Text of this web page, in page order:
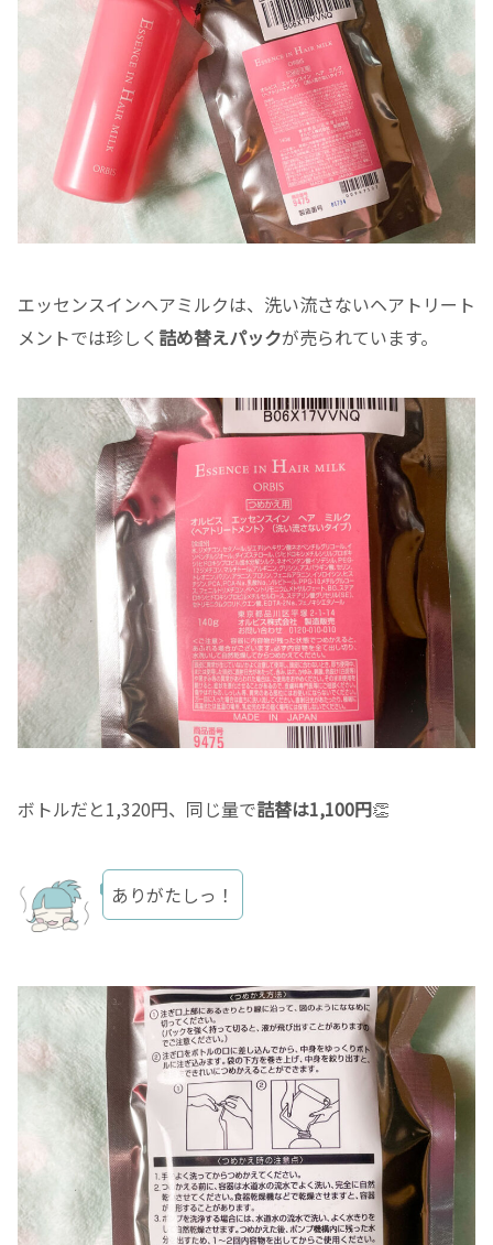
エッセンスインヘアミルクは、洗い流さないヘアトリート
メントでは珍しく 詰め替えパックが売られています。
ボトルだと1,320円、同じ量で詰替は1,100円👏
ありがたしっ！